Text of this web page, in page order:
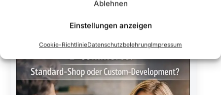
Ablehnen
Einstellungen anzeigen
Cookie-RichtlinieDatenschutzbelehrungImpressum